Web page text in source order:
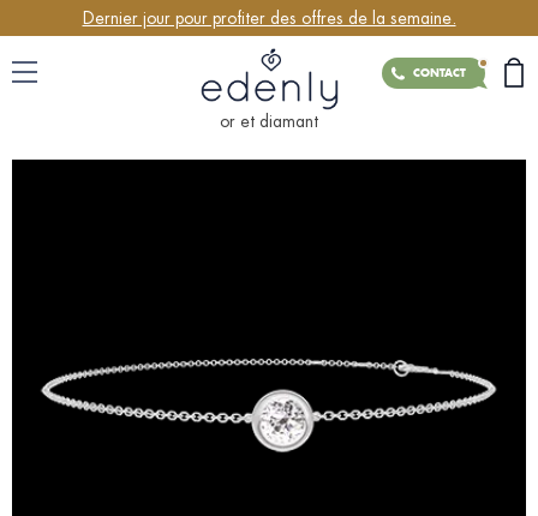
Dernier jour pour profiter des offres de la semaine.
CONTACT
or et diamant